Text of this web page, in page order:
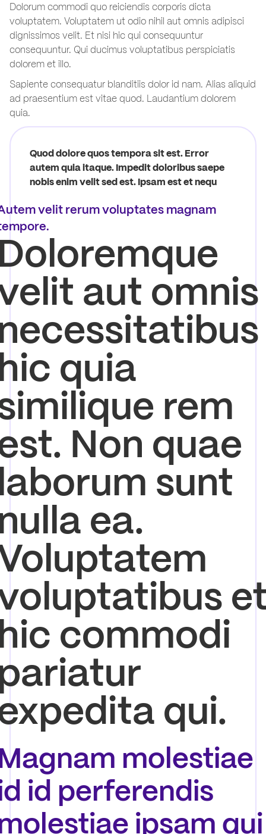
Dolorum commodi quo reiciendis corporis dicta
voluptatem. Voluptatem ut odio nihil aut omnis adipisci
dignissimos velit. Et nisi hic qui consequuntur
consequuntur. Qui ducimus voluptatibus perspiciatis
dolorem et illo.
Sapiente consequatur blanditiis dolor id nam. Alias aliquid
ad praesentium est vitae quod. Laudantium dolorem
quia.
Quod dolore quos tempora sit est. Error
autem quia itaque. Impedit doloribus saepe
nobis enim velit sed est. Ipsam est et nequ
velit rerum voluptates magnam
aut omnis
quia
rem
Non quae
sunt
ea.
commodi
qui.
molestiae
id perferendis
ipsam qui